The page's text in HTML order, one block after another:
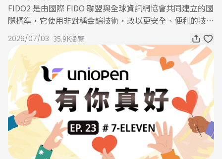
FIDO2 是由國際 FIDO 聯盟與全球資訊網協會共同建立的國
際標準，它使用非對稱金鑰技術，改以更安全、便利的技術
來驗證使用者身分。當完成首次設定後，後續於同一瀏覽器
登入時，即可透過生物辨識快速通過。uniopen此次更提
供"保持登入"及"紀錄曾登入帳號"之功能，可方便使用者於
同一裝置上記住不同使用者之資訊。
2026/07/03 35.9K瀏覽